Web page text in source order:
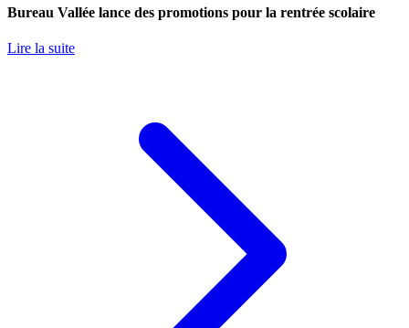
Bureau Vallée lance des promotions pour la rentrée scolaire
Lire la suite